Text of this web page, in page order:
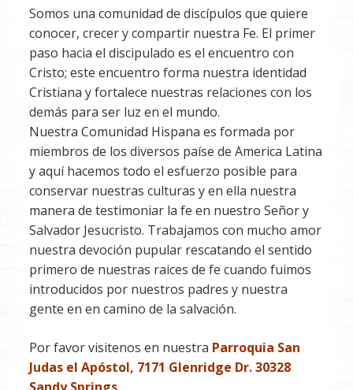
Somos una comunidad de discípulos que quiere
conocer, crecer y compartir nuestra Fe. El primer
paso hacia el discipulado es el encuentro con
Cristo; este encuentro forma nuestra identidad
Cristiana y fortalece nuestras relaciones con los
demás para ser luz en el mundo.
Nuestra Comunidad Hispana es formada por
miembros de los diversos paíse de America Latina
y aquí hacemos todo el esfuerzo posible para
conservar nuestras culturas y en ella nuestra
manera de testimoniar la fe en nuestro Señor y
Salvador Jesucristo. Trabajamos con mucho amor
nuestra devoción pupular rescatando el sentido
primero de nuestras raices de fe cuando fuimos
introducidos por nuestros padres y nuestra
gente en en camino de la salvación.
Por favor visitenos en nuestra Parroquia San
Judas el Apóstol, 7171 Glenridge Dr. 30328